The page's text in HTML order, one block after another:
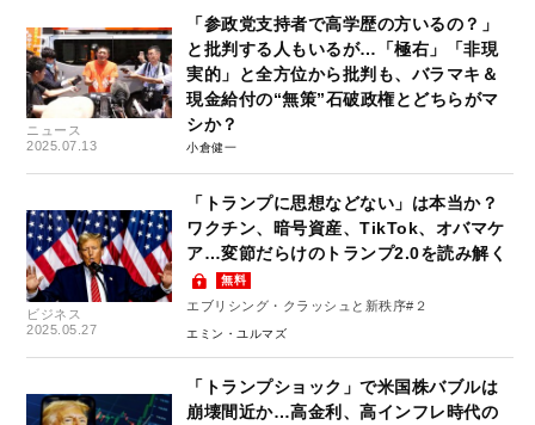
ニュース
2025.07.13
「参政党支持者で高学歴の方いるの？」
と批判する人もいるが…「極右」「非現
実的」と全方位から批判も、バラマキ＆
現金給付の“無策”石破政権とどちらがマ
シか？
小倉健一
ビジネス
2025.05.27
「トランプに思想などない」は本当か？
ワクチン、暗号資産、TikTok、オバマケ
ア…変節だらけのトランプ2.0を読み解く
無料
エブリシング・クラッシュと新秩序#２
エミン・ユルマズ
「トランプショック」で米国株バブルは
崩壊間近か…高金利、高インフレ時代の